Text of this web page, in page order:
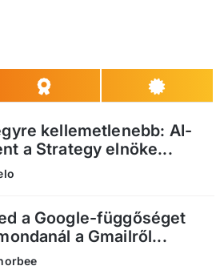
kellemetlenebb: AI-
a Strategy elnöke...
a Google-függőséget
a Gmailről...